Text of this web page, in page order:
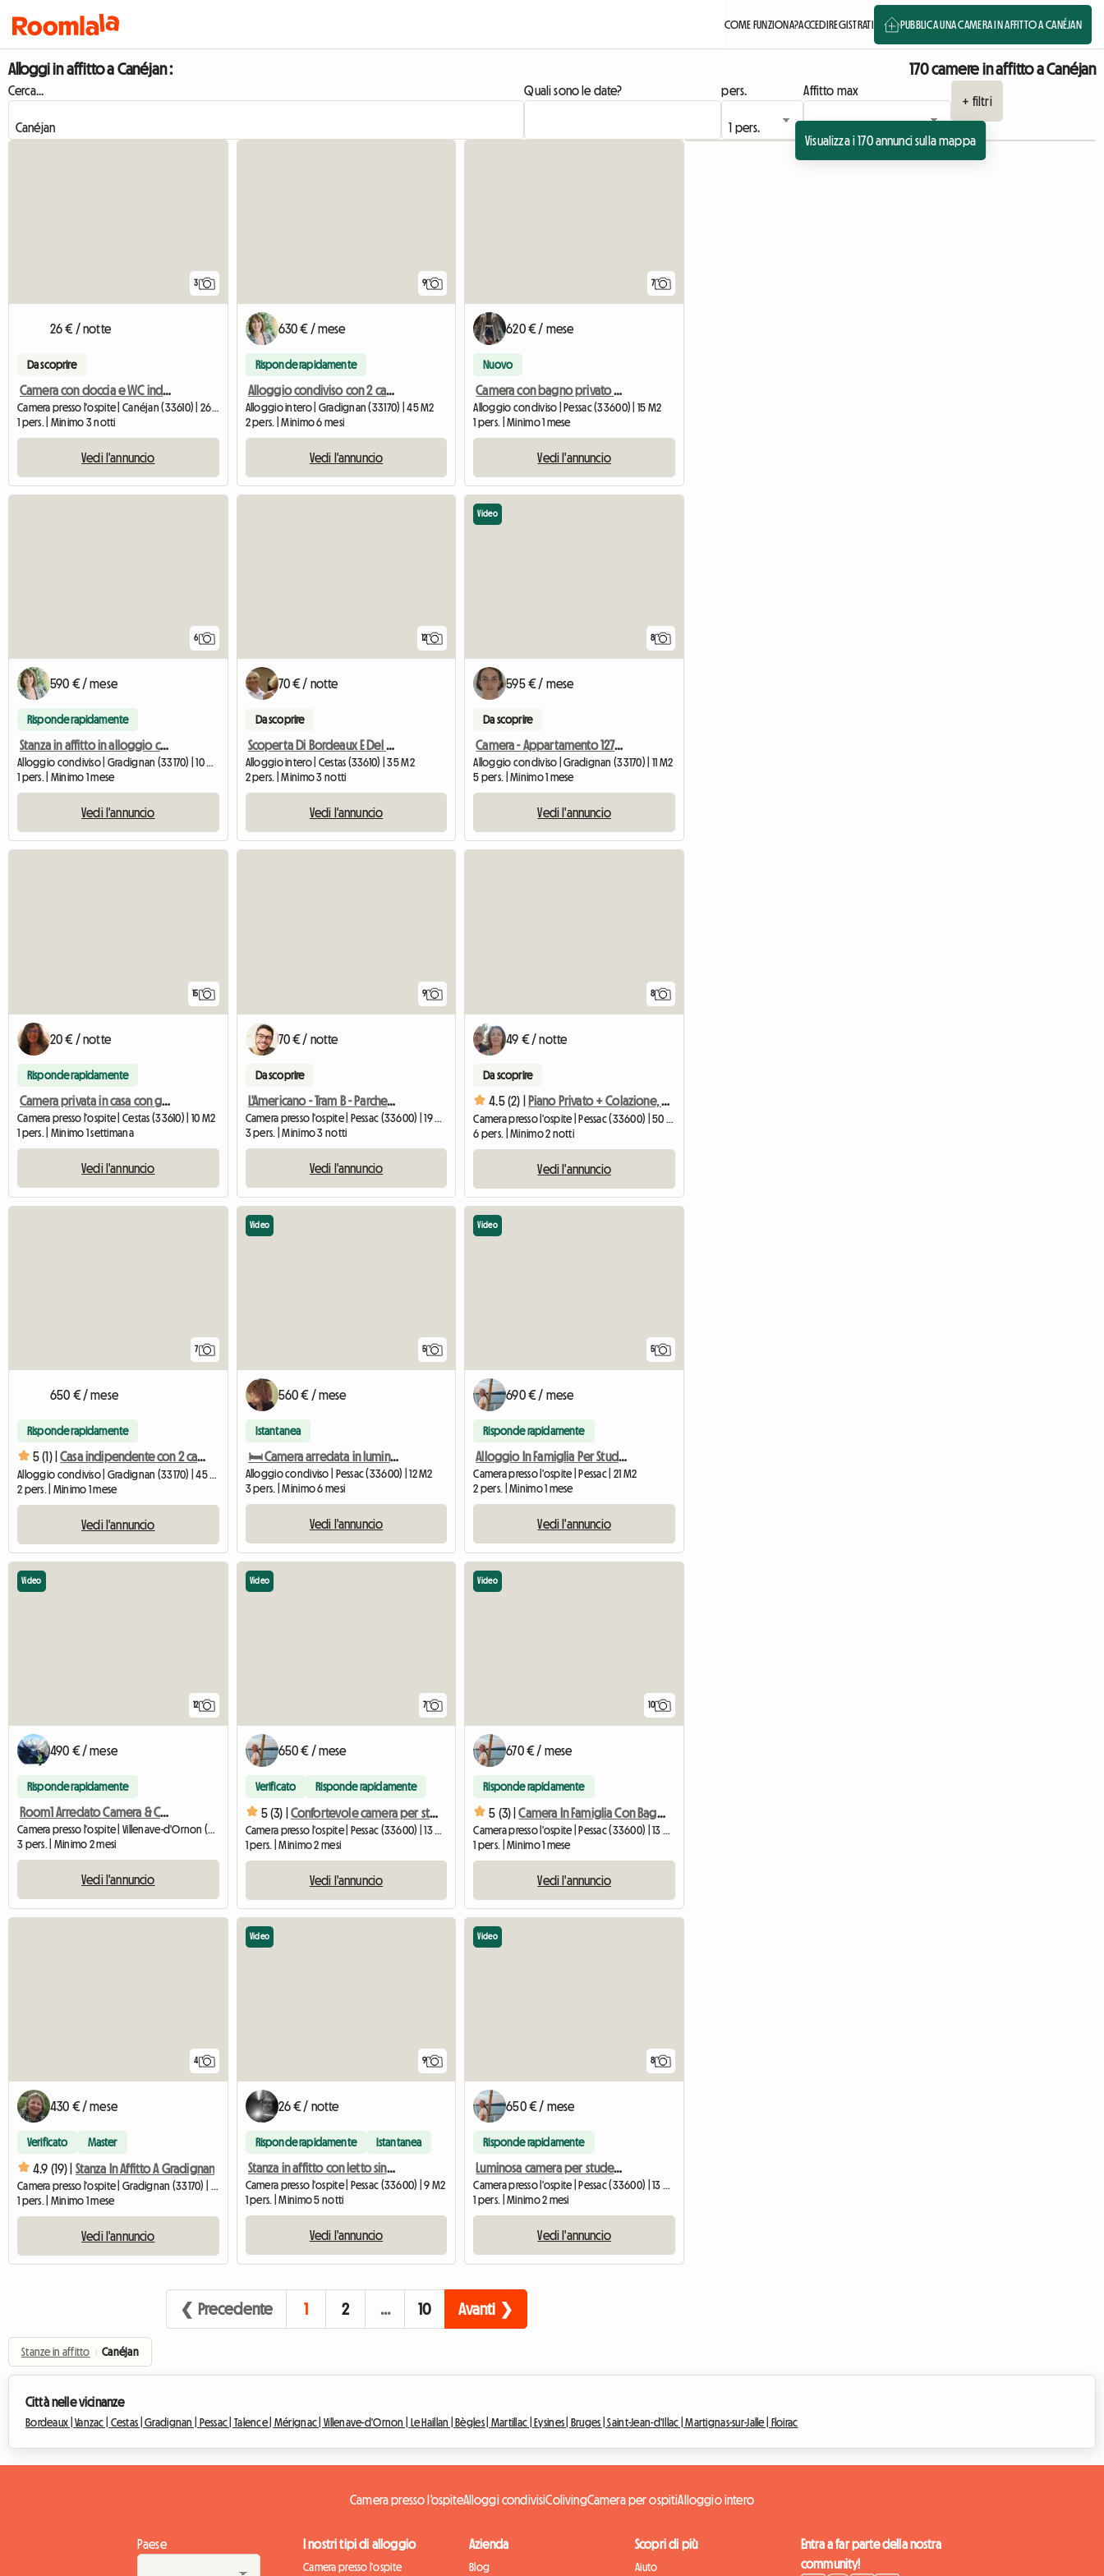
COME FUNZIONA?ACCEDIREGISTRATI PUBBLICA UNA CAMERA IN AFFITTO A CANÉJAN
Alloggi in affitto a Canéjan : 170 camere in affitto a Canéjan
Cerca... Quali sono le date? pers.
Affitto max
+ filtri
Visualizza i 170 annunci sulla mappa
3
26 € / notte
Da scoprire
Camera con doccia e WC indipendenti + scrivania
Camera presso l'ospite | Canéjan (33610) | 26 M2
1 pers. | Minimo 3 notti
Vedi l'annuncio
9
630 € / mese
Risponde rapidamente
Alloggio condiviso con 2 camere accoglienti e tranquille a Gradignan
Alloggio intero | Gradignan (33170) | 45 M2
2 pers. | Minimo 6 mesi
Vedi l'annuncio
7
620 € / mese
Nuovo
Camera con bagno privato a Pessac
Alloggio condiviso | Pessac (33600) | 15 M2
1 pers. | Minimo 1 mese
Vedi l'annuncio
6
590 € / mese
Risponde rapidamente
Stanza in affitto in alloggio condiviso con 2 camere da letto
Alloggio condiviso | Gradignan (33170) | 10 M2
1 pers. | Minimo 1 mese
Vedi l'annuncio
12
70 € / notte
Da scoprire
Scoperta Di Bordeaux E Del Bacino Di Arcachon
Alloggio intero | Cestas (33610) | 35 M2
2 pers. | Minimo 3 notti
Vedi l'annuncio
8
Video
595 € / mese
Da scoprire
Camera - Appartamento 127m2 - Centro Gradignan
Alloggio condiviso | Gradignan (33170) | 11 M2
5 pers. | Minimo 1 mese
Vedi l'annuncio
15
20 € / notte
Risponde rapidamente
Camera privata in casa con giardino nel centro di Cestas
Camera presso l'ospite | Cestas (33610) | 10 M2
1 pers. | Minimo 1 settimana
Vedi l'annuncio
9
70 € / notte
Da scoprire
L'Americano - Tram B - Parcheggio
3 pers. | Minimo 3 notti
Vedi l'annuncio
8
49 € / notte
Da scoprire
4.5 (2) | Piano Privato + Colazione, Da 1 A 6 Viaggiatori
6 pers. | Minimo 2 notti
Vedi l'annuncio
7
650 € / mese
Risponde rapidamente
5 (1) | Casa indipendente con 2 camere da letto, alloggio condiviso
Alloggio condiviso | Gradignan (33170) | 45 M2
2 pers. | Minimo 1 mese
Vedi l'annuncio
5
Video
560 € / mese
Istantanea
🛏️ Camera arredata in luminoso appartamento di 4 locali con balcone a Pesac –
Alloggio condiviso | Pessac (33600) | 12 M2
3 pers. | Minimo 6 mesi
Vedi l'annuncio
5
Video
690 € / mese
Risponde rapidamente
Alloggio In Famiglia Per Studenti
Camera presso l'ospite | Pessac | 21 M2
2 pers. | Minimo 1 mese
Vedi l'annuncio
12
Video
490 € / mese
Risponde rapidamente
Room1 Arredato Camera & Casa - Bordeaux Sud (Appartamento Condiviso)
Camera presso l'ospite | Villenave-d'Ornon (33140) | 10 M2
3 pers. | Minimo 2 mesi
Vedi l'annuncio
7
Video
650 € / mese
Verificato Risponde rapidamente
5 (3) | Confortevole camera per studenti con bagno privato
Camera presso l'ospite | Pessac (33600) | 13 M2
1 pers. | Minimo 2 mesi
Vedi l'annuncio
10
Video
670 € / mese
Risponde rapidamente
5 (3) | Camera In Famiglia Con Bagno Privato
Camera presso l'ospite | Pessac (33600) | 13 M2
1 pers. | Minimo 1 mese
Vedi l'annuncio
4
430 € / mese
Verificato Master
4.9 (19) | Stanza In Affitto A Gradignan
Camera presso l'ospite | Gradignan (33170) | 12 M2
1 pers. | Minimo 1 mese
Vedi l'annuncio
9
Video
26 € / notte
Risponde rapidamente Istantanea
Stanza in affitto con letto singolo arredata
Camera presso l'ospite | Pessac (33600) | 9 M2
1 pers. | Minimo 5 notti
Vedi l'annuncio
8
Video
650 € / mese
Risponde rapidamente
Luminosa camera per studenti con bagno privato
Camera presso l'ospite | Pessac (33600) | 13 M2
1 pers. | Minimo 2 mesi
Vedi l'annuncio
❮ Precedente 1 2 … 10 Avanti ❯
Stanze in affitto › Canéjan
Città nelle vicinanze
Bordeaux |Vanzac | Cestas |Gradignan | Pessac |Talence | Mérignac | Villenave-d'Ornon | Le Haillan | Bègles | Martillac | Eysines | Bruges |Saint-Jean-d'Illac |Martignas-sur-Jalle | Floirac
Camera presso l'ospiteAlloggi condivisiColivingCamera per ospitiAlloggio intero
Paese I nostri tipi di alloggio
Camera presso l'ospite
Azienda
Blog
Scopri di più
Aiuto
Entra a far parte della nostra
community!